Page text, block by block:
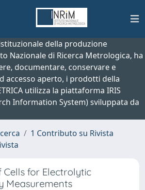
istituzionale della produzione
Nazionale di Ricerca Metrologica, ha
documentare, conservare e
accesso aperto, i prodotti della
utilizza la piattaforma IRIS
Information System) sviluppata da
1 Contributo su Rivista
Cells for Electrolytic
Measurements